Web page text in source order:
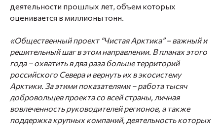
деятельности прошлых лет, объем которых
оценивается в миллионы тонн.
«Общественный проект “Чистая Арктика” – важный и
решительный шаг в этом направлении. В планах этого
года – охватить в два раза больше территорий
российского Севера и вернуть их в экосистему
Арктики. За этими показателями – работа тысяч
добровольцев проекта со всей страны, личная
вовлеченность руководителей регионов, а также
поддержка крупных компаний, деятельность которых